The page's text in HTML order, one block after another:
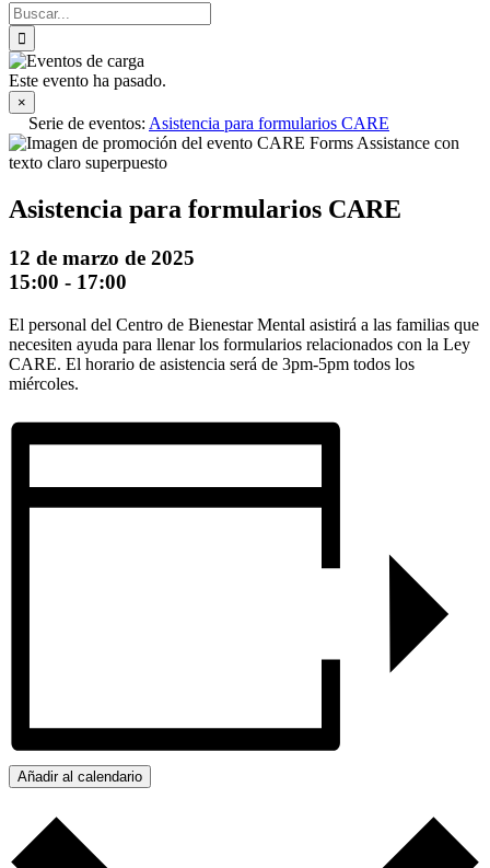
Buscar:
Este evento ha pasado.
×
Serie de eventos: Asistencia para formularios CARE
Asistencia para formularios CARE
12 de marzo de 2025
15:00 - 17:00
El personal del Centro de Bienestar Mental asistirá a las familias que
necesiten ayuda para llenar los formularios relacionados con la Ley
CARE. El horario de asistencia será de 3pm-5pm todos los
miércoles.
Añadir al calendario